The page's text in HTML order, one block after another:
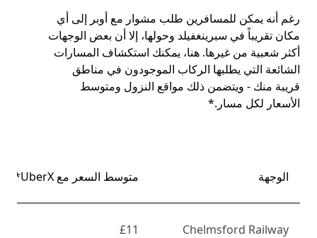
رغم أنه يمكن للمسافرين طلب مشوار مع أوبر إلى أي
مكان تقريباً في سبرينغفيلد وحولها، إلا أن بعض الوجهات
أكثر شعبية من غيرها. هنا، يمكنك استكشاف المسارات
الشائعة التي يطلبها الركاب الموجودون في مناطق
قريبة منك - ويتضمن ذلك مواقع النزول ومتوسط
الأسعار لكل مسار.*
الوجهة متوسط السعر مع UberX*
Chelmsford Railway
£11